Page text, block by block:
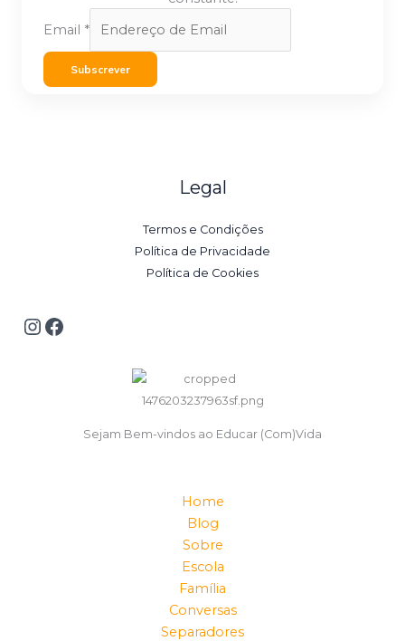
Email *
Subscrever
Legal
Termos e Condições
Política de Privacidade
Política de Cookies
Sejam Bem-vindos ao Educar (Com)Vida
Home
Blog
Sobre
Escola
Família
Conversas
Separadores